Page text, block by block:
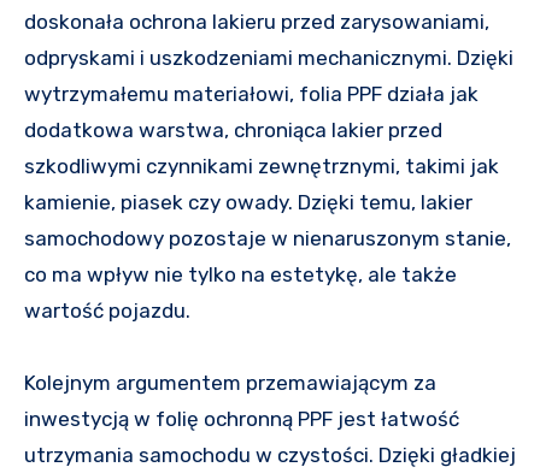
doskonała ochrona lakieru przed zarysowaniami,
odpryskami i uszkodzeniami mechanicznymi. Dzięki
wytrzymałemu materiałowi, folia PPF działa jak
dodatkowa warstwa, chroniąca lakier przed
szkodliwymi czynnikami zewnętrznymi, takimi jak
kamienie, piasek czy owady. Dzięki temu, lakier
samochodowy pozostaje w nienaruszonym stanie,
co ma wpływ nie tylko na estetykę, ale także
wartość pojazdu.
Kolejnym argumentem przemawiającym za
inwestycją w folię ochronną PPF jest łatwość
utrzymania samochodu w czystości. Dzięki gładkiej